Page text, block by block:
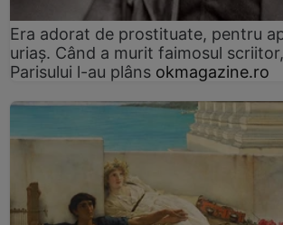
Era adorat de prostituate, pentru
uriaș. Când a murit faimosul
Parisului l-au plâns okmagazine.ro